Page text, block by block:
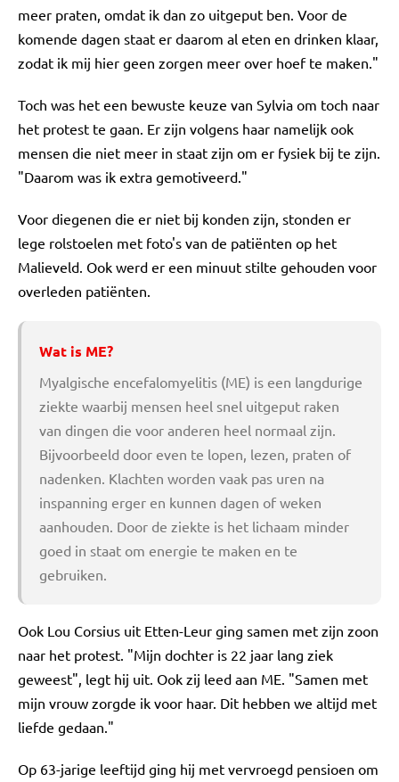
meer praten, omdat ik dan zo uitgeput ben. Voor de
komende dagen staat er daarom al eten en drinken klaar,
zodat ik mij hier geen zorgen meer over hoef te maken."
Toch was het een bewuste keuze van Sylvia om toch naar
het protest te gaan. Er zijn volgens haar namelijk ook
mensen die niet meer in staat zijn om er fysiek bij te zijn.
"Daarom was ik extra gemotiveerd."
Voor diegenen die er niet bij konden zijn, stonden er
lege rolstoelen met foto's van de patiënten op het
Malieveld. Ook werd er een minuut stilte gehouden voor
overleden patiënten.
Wat is ME?
Myalgische encefalomyelitis (ME) is een langdurige
ziekte waarbij mensen heel snel uitgeput raken
van dingen die voor anderen heel normaal zijn.
Bijvoorbeeld door even te lopen, lezen, praten of
nadenken. Klachten worden vaak pas uren na
inspanning erger en kunnen dagen of weken
aanhouden. Door de ziekte is het lichaam minder
goed in staat om energie te maken en te
gebruiken.
Ook Lou Corsius uit Etten-Leur ging samen met zijn zoon
naar het protest. "Mijn dochter is 22 jaar lang ziek
geweest", legt hij uit. Ook zij leed aan ME. "Samen met
mijn vrouw zorgde ik voor haar. Dit hebben we altijd met
liefde gedaan."
Op 63-jarige leeftijd ging hij met vervroegd pensioen om